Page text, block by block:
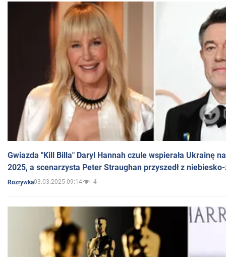
Gwiazda "Kill Billa" Daryl Hannah czule wspierała Ukrainę
2025, a scenarzysta Peter Straughan przyszedł z
Rozrywka03.03.2025 09:14 4